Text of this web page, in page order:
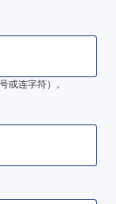
或连字符）。